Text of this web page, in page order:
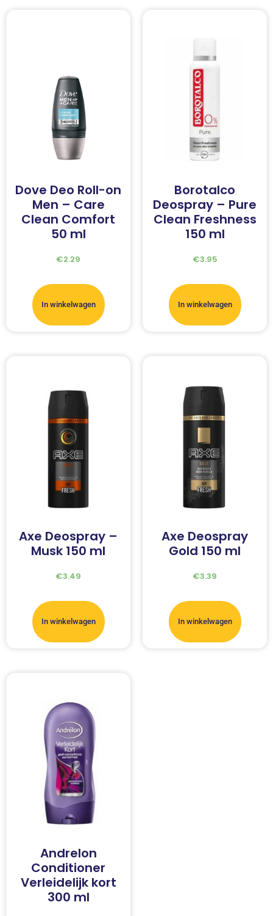
Dove Deo Roll-on
Men – Care
Clean Comfort
50 ml
€2.29
In winkelwagen
Borotalco
Deospray – Pure
Clean Freshness
150 ml
€3.95
In winkelwagen
Axe Deospray –
Musk 150 ml
€3.49
In winkelwagen
Axe Deospray
Gold 150 ml
€3.39
In winkelwagen
Andrelon
Conditioner
Verleidelijk kort
300 ml